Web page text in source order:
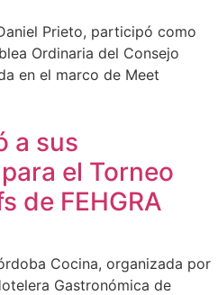
Prieto, participó como
Ordinaria del Consejo
en el marco de Meet
a sus
el Torneo
de FEHGRA
Cocina, organizada por
Gastronómica de